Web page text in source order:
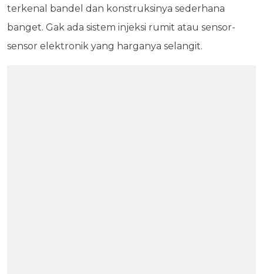
terkenal bandel dan konstruksinya sederhana
banget. Gak ada sistem injeksi rumit atau sensor-
sensor elektronik yang harganya selangit.